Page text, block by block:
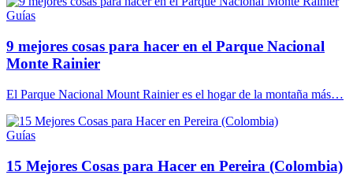
Guías
9 mejores cosas para hacer en el Parque Nacional
Monte Rainier
El Parque Nacional Mount Rainier es el hogar de la montaña más…
Guías
15 Mejores Cosas para Hacer en Pereira (Colombia)